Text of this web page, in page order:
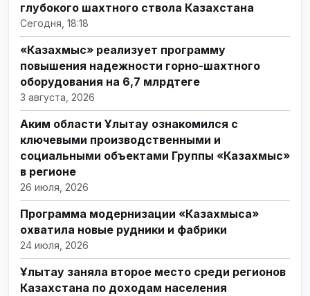
глубокого шахтного ствола Казахстана
Сегодня, 18:18
«Казахмыс» реализует программу
повышения надежности горно-шахтного
оборудования на 6,7 млрдтеңге
3 августа, 2026
Аким области Ұлытау ознакомился с
ключевыми производственными и
социальными объектами Группы «Казахмыс»
в регионе
26 июля, 2026
Программа модернизации «Казахмыса»
охватила новые рудники и фабрики
24 июля, 2026
Ұлытау заняла второе место среди регионов
Казахстана по доходам населения